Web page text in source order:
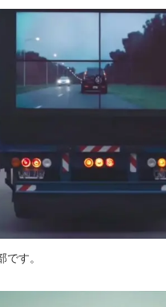
です。